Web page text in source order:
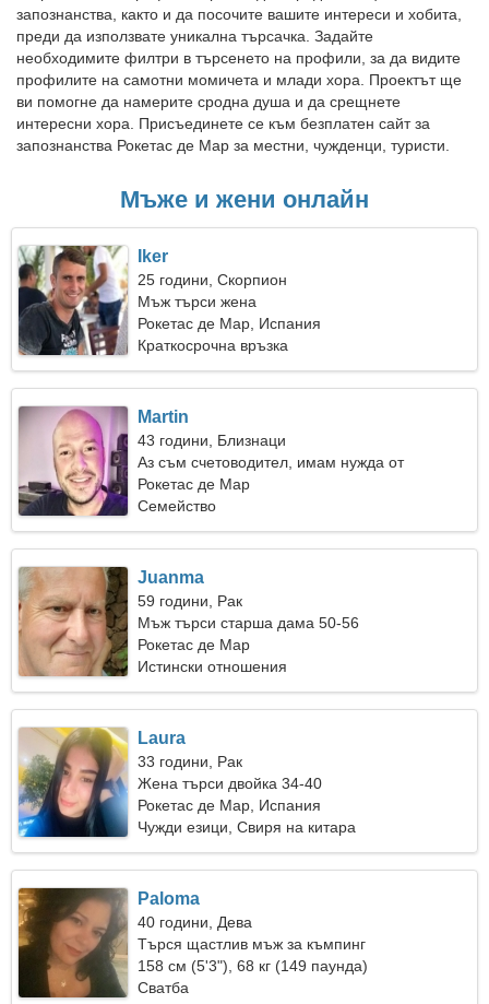
запознанства, както и да посочите вашите интереси и хобита,
преди да използвате уникална търсачка. Задайте
необходимите филтри в търсенето на профили, за да видите
профилите на самотни момичета и млади хора. Проектът ще
ви помогне да намерите сродна душа и да срещнете
интересни хора. Присъединете се към безплатен сайт за
запознанства Рокетас де Мар за местни, чужденци, туристи.
Мъже и жени онлайн
Iker
25 години, Скорпион
Мъж търси жена
Рокетас де Мар, Испания
Краткосрочна връзка
Martin
43 години, Близнаци
Аз съм счетоводител, имам нужда от
енергична жена
Рокетас де Мар
Семейство
Juanma
59 години, Рак
Мъж търси старша дама 50-56
Рокетас де Мар
Истински отношения
Laura
33 години, Рак
Жена търси двойка 34-40
Рокетас де Мар, Испания
Чужди езици, Свиря на китара
Paloma
40 години, Дева
Търся щастлив мъж за къмпинг
158 см (5'3"), 68 кг (149 паунда)
Сватба